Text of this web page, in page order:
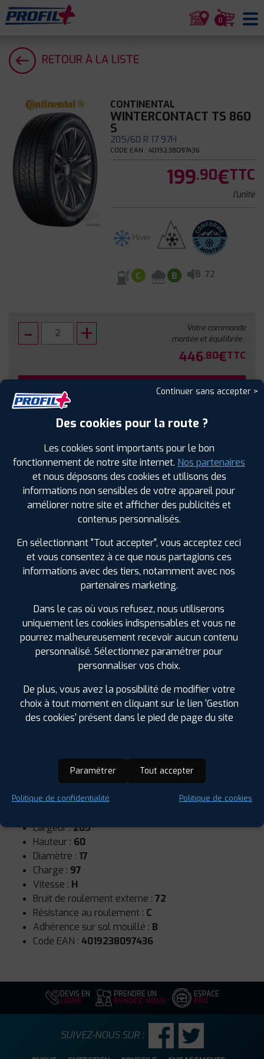
0
RETOUR À LA LISTE
CONTINENTAL
WINTERCONTACT TS 860
S
205/60 R 17 97H
CODE EAN : 4019238097436
199.90€TTC
l'unité
Hiver
C B B 72
Votre commande
montée et équilibrée :
446.80€TTC
FAIRE INSTALLER CE PNEU
SPÉCIFICATIONS AVIS CLIENTS ÉTIQUETAGE
Saison :Hiver
Largeur :205
Hauteur : 60
Diamètre : 17
Charge : 97
Vitesse : H
Bruit de roulement externe : 72
Résistance au roulement : C
Adhérence sur sol mouillé : B
Code EAN : 4019238097436
DEVIS EN
LIGNE
PRENDRE UN
RENDEZ-VOUS
ESPACE
PRO
SUIVEZ-NOUS SUR :
Continuer sans accepter >
Des cookies pour la route ?
Les cookies sont importants pour le bon
fonctionnement de notre site internet. Nos partenaires
et nous déposons des cookies et utilisons des
informations non sensibles de votre appareil pour
améliorer notre site et afficher des publicités et
contenus personnalisés.
En sélectionnant "Tout accepter", vous acceptez ceci
et vous consentez à ce que nous partagions ces
informations avec des tiers, notamment avec nos
partenaires marketing.
Dans le cas où vous refusez, nous utiliserons
uniquement les cookies indispensables et vous ne
pourrez malheureusement recevoir aucun contenu
personnalisé. Sélectionnez paramétrer pour
personnaliser vos choix.
De plus, vous avez la possibilité de modifier votre
choix à tout moment en cliquant sur le lien 'Gestion
des cookies' présent dans le pied de page du site
Paramétrer Tout accepter
Politique de confidentialité Politique de cookies